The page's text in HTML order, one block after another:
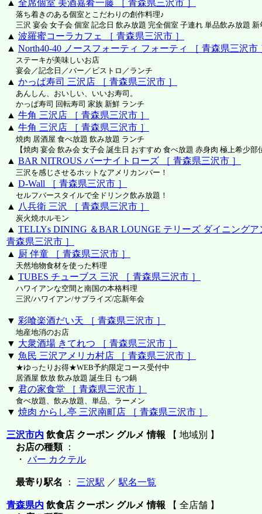
▲ 全席個室 美酒嘉肴一藤 ［ 青森県三沢市 ］
落ち着きのある個室とこだわりの創作料理♪
三沢 宴会 女子会 個室 記念日 飲み放題 完全個室 子連れ 単品飲み放題 新
▲ 波羅蜜コーラカフェ ［ 青森県三沢市 ］
▲ North40-40 ノースフォーティ フォーティ ［ 青森県三沢市
ステーキが美味しいお店
宴会／記念日／バー／ビストロ／ランチ
▲ かっぱ寿司 三沢店 ［ 青森県三沢市 ］
あんしん、おいしい、いいお寿司。
かっぱ寿司 回転寿司 家族 新鮮 ランチ
▲ 牛角 三沢店 ［ 青森県三沢市 ］
▲ 牛角 三沢店 ［ 青森県三沢市 ］
焼肉 居酒屋 食べ放題 飲み放題 ランチ
【焼肉 宴会 飲み会 女子会 誕生日 おすすめ 食べ放題 赤身肉 極上希少部
▲ BAR NITROUS バーナイトローズ ［ 青森県三沢市 ］
三沢を感じさせるホットなアメリカンバー！
▲ D-Wall ［ 青森県三沢市 ］
セルフバースタイルで全ドリンク飲み放題！
▲ 八兵衛 三沢 ［ 青森県三沢市 ］
炭火焼ホルモン
▲ TELLYs DINING ＆BAR LOUNGE テリーズ ダイニング
青森県三沢市 ］
▲ 厨 伴童 ［ 青森県三沢市 ］
天然地物食材を使った料理
▲ TUBES チューブス 三沢 ［ 青森県三沢市 ］
ハワイアンな空間と南国の本格料理
三沢/ハワイアン/サプライズ/忘新年会
▼ 彩喰楽酒だい天 ［ 青森県三沢市 ］
地産地消のお店
▼ 大衆酒場 きてれつ ［ 青森県三沢市 ］
▼ 魚民 三沢アメリカ村店 ［ 青森県三沢市 ］
★ゆったりお得★WEB予約限定コース受付中
居酒屋 飲放 飲み放題 誕生日 もつ鍋
▼ 君の家食堂 ［ 青森県三沢市 ］
食べ放題、飲み放題、単品、ラーメン
▼ 焼肉 からし亭 三沢南町店 ［ 青森県三沢市 ］
三沢市内 飲食店 クーポン グルメ 情報 【 地域別 】
お店の種類：
・ バー カクテル
最寄り駅名 ： 三沢駅 ／ 駅名一覧
青森県内 飲食店 クーポン グルメ 情報 【 全店舗 】